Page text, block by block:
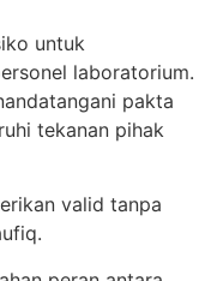
untuk
laboratorium.
pakta
tekanan pihak
valid tanpa